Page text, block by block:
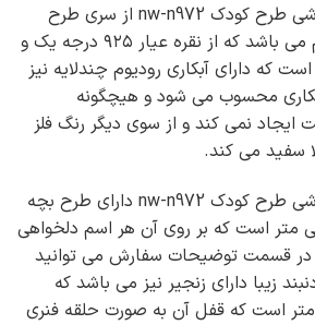
گردنبند اسم نقره سفارشی طرح کودک nw-n972 از سری طرح
های زیبای گردنبند اسم می باشد که از نقره عیار ۹۲۵ درجه یک و
که دارای آبکاری رودیوم چندلایه نیز
محسوب می شود و هیچگونه
نمی کند و از سوی دیگر رنگ فلز
سفید می کند.
گردنبند اسم نقره سفارشی طرح کودک nw-n972 دارای طرح بچه
پلاک ۲.۵ سانتی متر است که بر روی آن هر اسم دلخواهی
قسمت توضیحات سفارش می توانید
زیبا دارای زنجیر نیز می باشد که
۴۵ سانتی متر است که قفل آن به صورت حلقه فنری